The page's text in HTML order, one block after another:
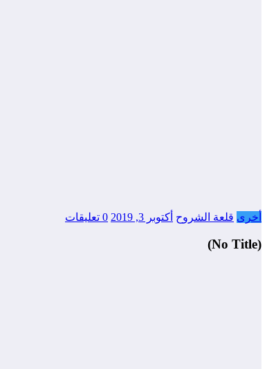
أخرى قلعة الشروح أكتوبر 3, 2019 0 تعليقات
(No Title)